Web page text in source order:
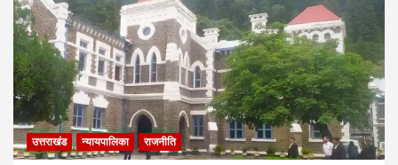
उत्तराखंड न्यायपालिका राजनीति